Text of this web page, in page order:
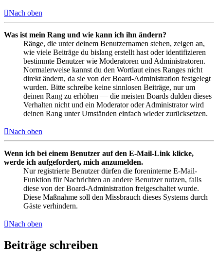
Nach oben
Was ist mein Rang und wie kann ich ihn ändern?
Ränge, die unter deinem Benutzernamen stehen, zeigen an,
wie viele Beiträge du bislang erstellt hast oder identifizieren
bestimmte Benutzer wie Moderatoren und Administratoren.
Normalerweise kannst du den Wortlaut eines Ranges nicht
direkt ändern, da sie von der Board-Administration festgelegt
wurden. Bitte schreibe keine sinnlosen Beiträge, nur um
deinen Rang zu erhöhen — die meisten Boards dulden dieses
Verhalten nicht und ein Moderator oder Administrator wird
deinen Rang unter Umständen einfach wieder zurücksetzen.
Nach oben
Wenn ich bei einem Benutzer auf den E-Mail-Link klicke,
werde ich aufgefordert, mich anzumelden.
Nur registrierte Benutzer dürfen die foreninterne E-Mail-
Funktion für Nachrichten an andere Benutzer nutzen, falls
diese von der Board-Administration freigeschaltet wurde.
Diese Maßnahme soll den Missbrauch dieses Systems durch
Gäste verhindern.
Nach oben
Beiträge schreiben